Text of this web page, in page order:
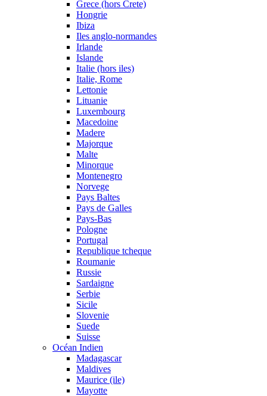
Grece (hors Crete)
Hongrie
Ibiza
Iles anglo-normandes
Irlande
Islande
Italie (hors iles)
Italie, Rome
Lettonie
Lituanie
Luxembourg
Macedoine
Madere
Majorque
Malte
Minorque
Montenegro
Norvege
Pays Baltes
Pays de Galles
Pays-Bas
Pologne
Portugal
Republique tcheque
Roumanie
Russie
Sardaigne
Serbie
Sicile
Slovenie
Suede
Suisse
Océan Indien
Madagascar
Maldives
Maurice (ile)
Mayotte